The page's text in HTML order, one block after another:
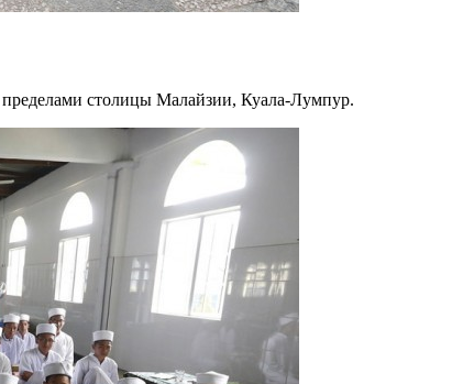
столицы Малайзии, Куала-Лумпур.